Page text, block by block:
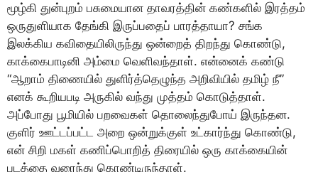
மூழ்கி துன்புறம் பசுமையான தாவரத்தின் கண்களில் இரத்தம்
ஒருதுளியாக தேங்கி இருப்பதைப் பாரத்தாயா? சங்க
இலக்கிய கவிதையிலிருந்து ஒன்றைத் திறந்து கொண்டு,
காக்கைபாடினி அம்மை வெளிவந்தாள். என்னைக் கண்டு
“ஆறாம் திணையில் துளிர்த்தெழுந்த அறிவியில் தமிழ் நீ”
எனக் கூறியபடி அருகில் வந்து முத்தம் கொடுத்தாள்.
அப்போது பூமியில் பறவைகள் தொலைந்துபோய் இருந்தன.
குளிர் ஊட்டப்பட்ட அறை ஒன்றுக்குள் உட்கார்ந்து கொண்டு,
என் சிறி மகள் கணிப்பொறித் திரையில் ஒரு காக்கையின்
படத்தை வரைந்து கொண்டிருந்தாள்.